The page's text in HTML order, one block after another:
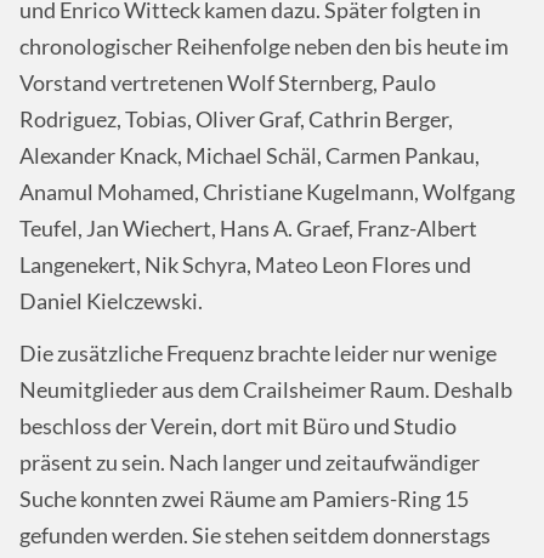
und Enrico Witteck kamen dazu. Später folgten in
chronologischer Reihenfolge neben den bis heute im
Vorstand vertretenen Wolf Sternberg, Paulo
Rodriguez, Tobias, Oliver Graf, Cathrin Berger,
Alexander Knack, Michael Schäl, Carmen Pankau,
Anamul Mohamed, Christiane Kugelmann, Wolfgang
Teufel, Jan Wiechert, Hans A. Graef, Franz-Albert
Langenekert, Nik Schyra, Mateo Leon Flores und
Daniel Kielczewski.
Die zusätzliche Frequenz brachte leider nur wenige
Neumitglieder aus dem Crailsheimer Raum. Deshalb
beschloss der Verein, dort mit Büro und Studio
präsent zu sein. Nach langer und zeitaufwändiger
Suche konnten zwei Räume am Pamiers-Ring 15
gefunden werden. Sie stehen seitdem donnerstags